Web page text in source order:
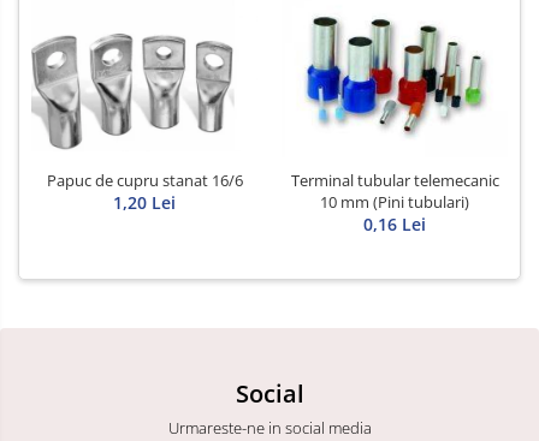
Papuc de cupru stanat 16/6
1,20 Lei
Terminal tubular telemecanic
10 mm (Pini tubulari)
0,16 Lei
Social
Urmareste-ne in social media